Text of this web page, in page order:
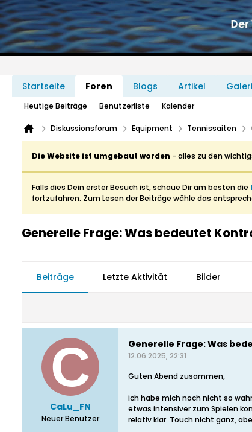
Startseite Foren Blogs Artikel
Heutige Beiträge Benutzerliste Kalender
Diskussionsforum Equipment Tennissaiten
Die Website ist umgebaut worden - alles zu den
Falls dies Dein erster Besuch ist, schaue Dir am besten die
fortzufahren. Zum Lesen der Beiträge wähle das
Generelle Frage: Was bedeutet
Beiträge Letzte Aktivität Bilder
CaLu_FN
Neuer Benutzer
Generelle Frage: Was
12.06.2025, 22:31
Guten Abend zusammen,
ich habe mich noch nicht so
etwas intensiver zum Spielen
relativ klar. Touch nicht ganz,